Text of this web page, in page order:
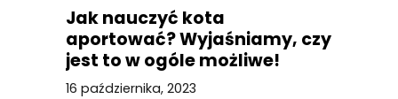
Jak nauczyć kota
aportować? Wyjaśniamy, czy
jest to w ogóle możliwe!
16 października, 2023